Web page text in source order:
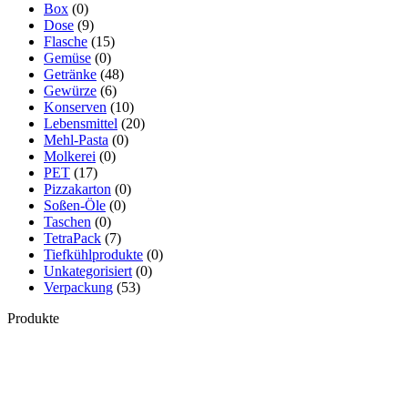
Box (0)
Dose (9)
Flasche (15)
Gemüse (0)
Getränke (48)
Gewürze (6)
Konserven (10)
Lebensmittel (20)
Mehl-Pasta (0)
Molkerei (0)
PET (17)
Pizzakarton (0)
Soßen-Öle (0)
Taschen (0)
TetraPack (7)
Tiefkühlprodukte (0)
Unkategorisiert (0)
Verpackung (53)
Produkte